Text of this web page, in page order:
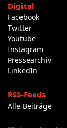
Digital
Facebook
Twitter
Youtube
Instagram
Pressearchiv
LinkedIn
RSS-Feeds
Alle Beiträge